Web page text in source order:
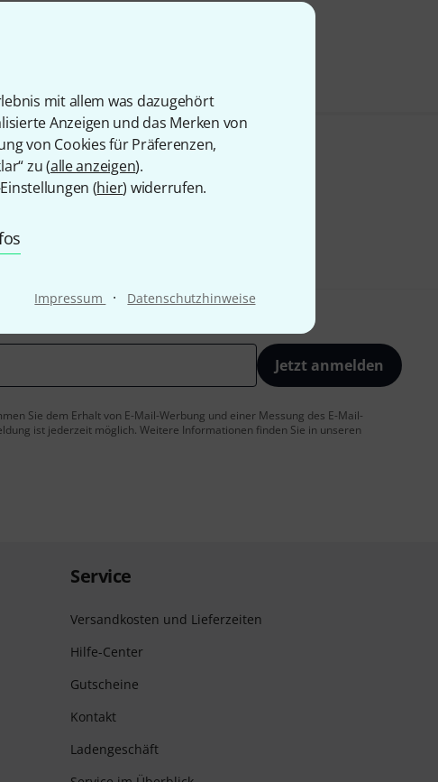
mit allem was dazugehört
Anzeigen und das Merken von
von Cookies für Präferenzen,
zu (alle anzeigen).
(hier) widerrufen.
Impressum · Datenschutzhinweise
Jetzt anmelden
Sie dem Erhalt von E-Mail-Werbung und einer Messung des E-Mail-
ist jederzeit möglich. Weitere Informationen finden Sie in unseren
Service
Versandkosten und Lieferzeiten
Hilfe-Center
Gutscheine
Kontakt
Ladengeschäft